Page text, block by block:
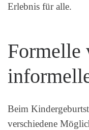
Erlebnis für alle.
Formelle
Beim
verschiedene